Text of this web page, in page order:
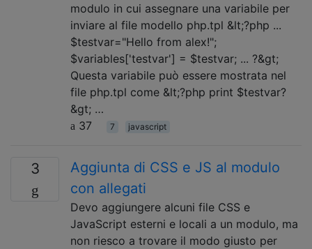
modulo in cui assegnare una variabile per
inviare al file modello php.tpl &lt;?php ...
$testvar="Hello from alex!";
$variables['testvar'] = $testvar; ... ?&gt;
Questa variabile può essere mostrata nel
file php.tpl come &lt;?php print $testvar?
&gt; …
37
7 javascript
3
Aggiunta di CSS e JS al modulo
con allegati
Devo aggiungere alcuni file CSS e
JavaScript esterni e locali a un modulo, ma
non riesco a trovare il modo giusto per